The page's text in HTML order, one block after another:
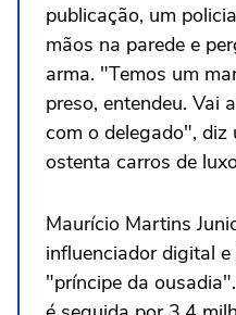
publicação, um
mãos na parede e
arma. "Temos um
preso, entendeu. Vai
com o delegado", diz
ostenta carros de
Maurício Martins
influenciador digital
"príncipe da